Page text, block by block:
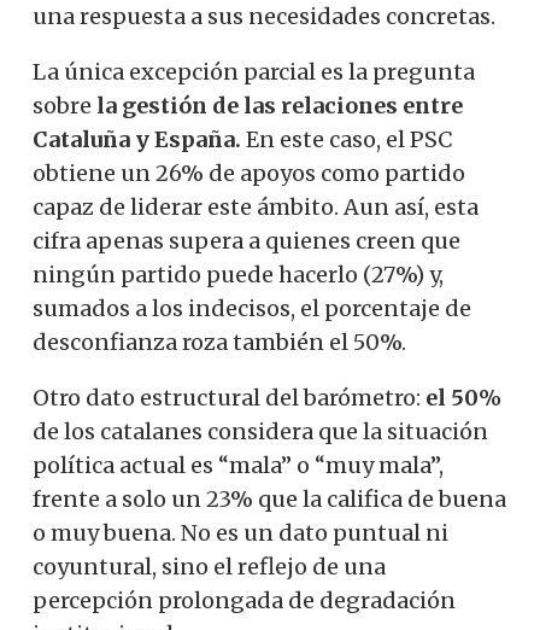
una respuesta a sus necesidades concretas.
La única excepción parcial es la pregunta
sobre la gestión de las relaciones entre
Cataluña y España. En este caso, el PSC
obtiene un 26% de apoyos como partido
capaz de liderar este ámbito. Aun así, esta
cifra apenas supera a quienes creen que
ningún partido puede hacerlo (27%) y,
sumados a los indecisos, el porcentaje de
desconfianza roza también el 50%.
Otro dato estructural del barómetro: el 50%
de los catalanes considera que la situación
política actual es “mala” o “muy mala”,
frente a solo un 23% que la califica de buena
o muy buena. No es un dato puntual ni
coyuntural, sino el reflejo de una
percepción prolongada de degradación